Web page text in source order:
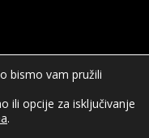
bismo vam pružili
ili opcije za isključivanje
.